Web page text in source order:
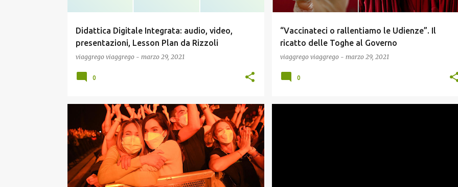
Didattica Digitale Integrata: audio, video,
presentazioni, Lesson Plan da Rizzoli
viaggrego viaggrego - marzo 29, 2021
0
“Vaccinateci o rallentiamo le Udienze”. Il
ricatto delle Toghe al Governo
viaggrego viaggrego - marzo 29, 2021
0
COVID19 NEWS